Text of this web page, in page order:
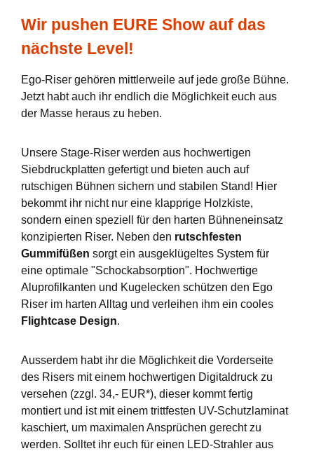
Wir pushen EURE Show auf das
nächste Level!
Ego-Riser gehören mittlerweile auf jede große Bühne.
Jetzt habt auch ihr endlich die Möglichkeit euch aus
der Masse heraus zu heben.
Unsere Stage-Riser werden aus hochwertigen
Siebdruckplatten gefertigt und bieten auch auf
rutschigen Bühnen sichern und stabilen Stand! Hier
bekommt ihr nicht nur eine klapprige Holzkiste,
sondern einen speziell für den harten Bühneneinsatz
konzipierten Riser. Neben den rutschfesten
Gummifüßen sorgt ein ausgeklügeltes System für
eine optimale "Schockabsorption". Hochwertige
Aluprofilkanten und Kugelecken schützen den Ego
Riser im harten Alltag und verleihen ihm ein cooles
Flightcase Design.
Ausserdem habt ihr die Möglichkeit die Vorderseite
des Risers mit einem hochwertigen Digitaldruck zu
versehen (zzgl. 34,- EUR*), dieser kommt fertig
montiert und ist mit einem trittfesten UV-Schutzlaminat
kaschiert, um maximalen Ansprüchen gerecht zu
werden. Solltet ihr euch für einen LED-Strahler aus